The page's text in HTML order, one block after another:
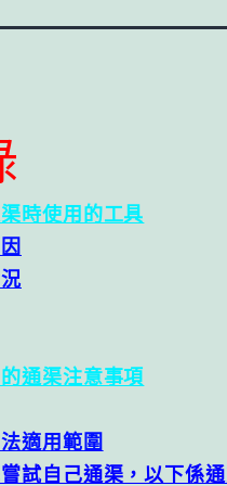
時使用的工具
通渠注意事項
適用範圍
試自己通渠，以下係